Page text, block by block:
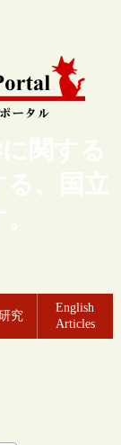
関する
、国立
究
English
Articles